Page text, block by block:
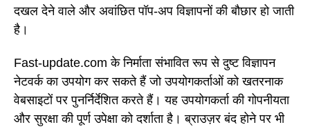
दखल देने वाले और अवांछित पॉप-अप विज्ञापनों की बौछार हो जाती
है।
Fast-update.com के निर्माता संभावित रूप से दुष्ट विज्ञापन
नेटवर्क का उपयोग कर सकते हैं जो उपयोगकर्ताओं को खतरनाक
वेबसाइटों पर पुनर्निर्देशित करते हैं। यह उपयोगकर्ता की गोपनीयता
और सुरक्षा की पूर्ण उपेक्षा को दर्शाता है। ब्राउज़र बंद होने पर भी